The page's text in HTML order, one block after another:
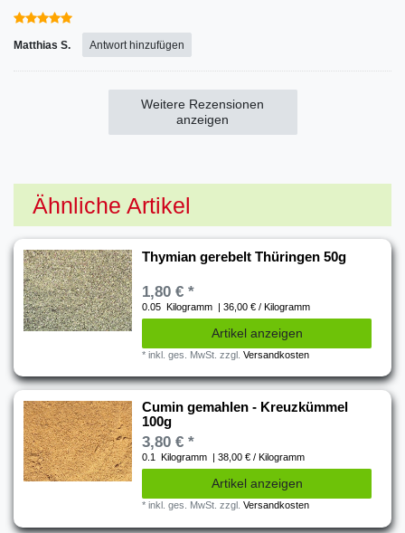
Matthias S. Antwort hinzufügen
Weitere Rezensionen
anzeigen
Ähnliche Artikel
Thymian gerebelt Thüringen 50g
1,80 € *
0.05 Kilogramm | 36,00 € / Kilogramm
Artikel anzeigen
*inkl. ges. MwSt. zzgl.Versandkosten
Cumin gemahlen - Kreuzkümmel
100g
3,80 € *
0.1 Kilogramm | 38,00 € / Kilogramm
Artikel anzeigen
*inkl. ges. MwSt. zzgl.Versandkosten